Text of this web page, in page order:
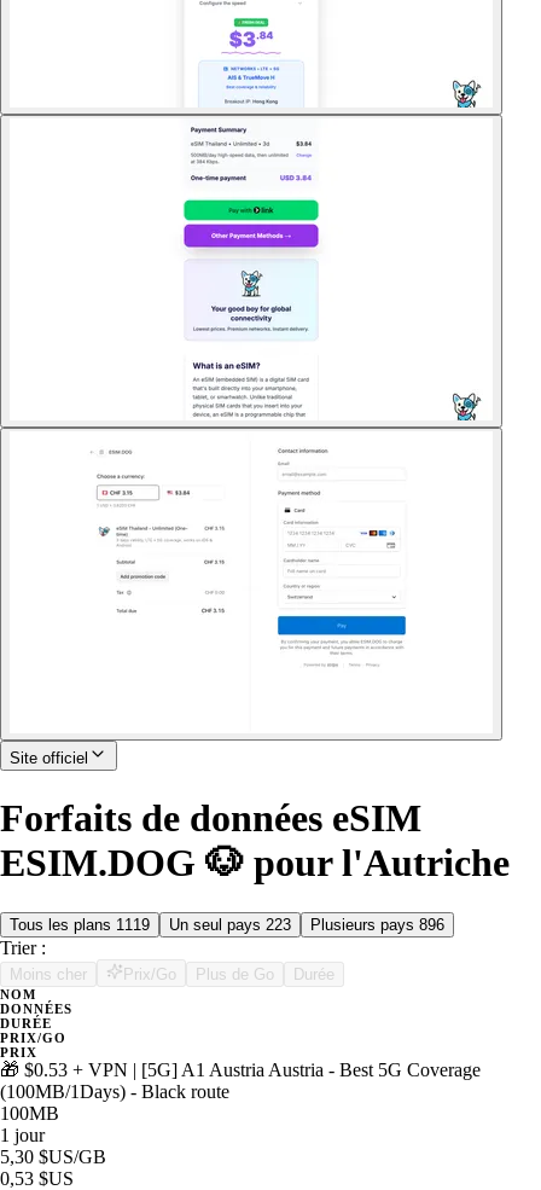
Site officiel
Forfaits de données eSIM
ESIM.DOG 🐶 pour l'Autriche
Tous les plans 1119 Un seul pays 223 Plusieurs pays 896
Trier :
Moins cher Prix/Go Plus de Go Durée
NOM
DONNÉES
DURÉE
PRIX/GO
PRIX
🎁 $0.53 + VPN | [5G] A1 Austria Austria - Best 5G Coverage
(100MB/1Days) - Black route
100MB
1 jour
5,30 $US/GB
0,53 $US